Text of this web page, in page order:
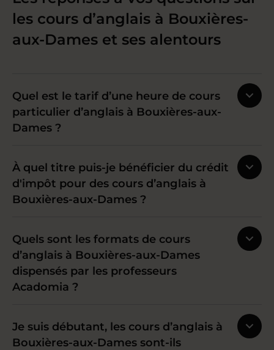
les cours d’anglais à Bouxières-
aux-Dames et ses alentours
Quel est le tarif d’une heure de cours
particulier d’anglais à Bouxières-aux-
Dames ?
À quel titre puis-je bénéficier du crédit
d'impôt pour des cours d’anglais à
Bouxières-aux-Dames ?
Quels sont les formats de cours
d’anglais à Bouxières-aux-Dames
dispensés par les professeurs
Acadomia ?
Je suis débutant, les cours d’anglais à
Bouxières-aux-Dames sont-ils